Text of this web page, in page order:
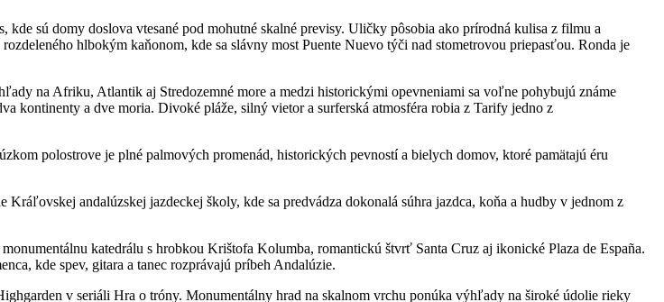
kde sú domy doslova vtesané pod mohutné skalné previsy. Uličky pôsobia ako prírodná kulisa z filmu a
hlbokým kaňonom, kde sa slávny most Puente Nuevo týči nad stometrovou priepasťou. Ronda je
na Afriku, Atlantik aj Stredozemné more a medzi historickými opevneniami sa voľne pohybujú známe
kontinenty a dve moria. Divoké pláže, silný vietor a surferská atmosféra robia z Tarify jedno z
polostrove je plné palmových promenád, historických pevností a bielych domov, ktoré pamätajú éru
andalúzskej jazdeckej školy, kde sa predvádza dokonalá súhra jazdca, koňa a hudby v jednom z
katedrálu s hrobkou Krištofa Kolumba, romantickú štvrť Santa Cruz aj ikonické Plaza de España.
kde spev, gitara a tanec rozprávajú príbeh Andalúzie.
v seriáli Hra o tróny. Monumentálny hrad na skalnom vrchu ponúka výhľady na široké údolie rieky